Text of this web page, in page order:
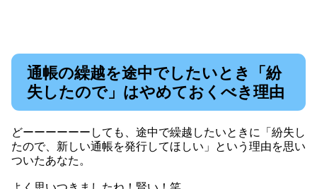
通帳の繰越を途中でしたいとき「紛
失したので」はやめておくべき理由
どーーーーーーしても、途中で繰越したいときに「紛失し
たので、新しい通帳を発行してほしい」という理由を思い
ついたあなた。